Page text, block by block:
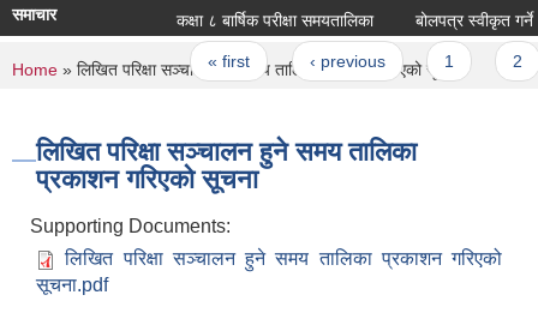
समाचार कक्षा ८ बार्षिक परीक्षा समयतालिका बोलपत्र स्वीकृत गर्ने
Pages
« first ‹ previous 1
You are here
Home » लिखित परिक्षा सञ्चालन हुने समय तालिका प्रकाशन गरिएको सूचना
लिखित परिक्षा सञ्चालन हुने समय तालिका
प्रकाशन गरिएको सूचना
Supporting Documents:
लिखित परिक्षा सञ्चालन हुने समय तालिका प्रकाशन गरिएको
सूचना.pdf